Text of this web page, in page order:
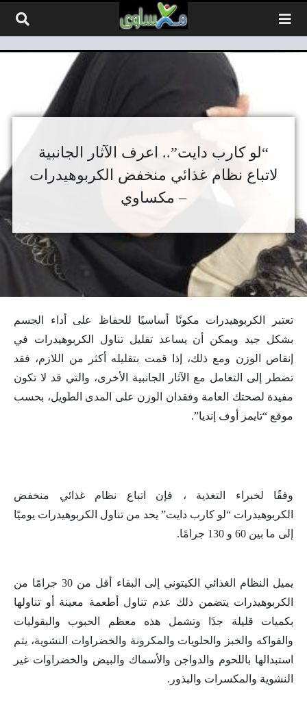
“لو كارب دايت”.. اعرف الآثار الجانبية
لاتباع نظام غذائي منخفض الكربوهيدرات
– مكساوي
تعتبر الكربوهيدرات مكونًا أساسيًا للحفاظ على أداء الجسم
بشكل جيد ويمكن أن يساعد تقليل تناول الكربوهيدرات في
إنقاص الوزن ومع ذلك، إذا قمت بتقليله أكثر من اللازم، فقد
تضطر إلى التعامل مع الآثار الجانبية الأخرى، والتي قد لا تكون
مفيدة لصحتك العامة وفقدان الوزن على المدى الطويل، بحسب
موقع “تايمز أوف إنديا”.
وفقًا لخبراء التغذية ، فإن اتباع نظام غذائي منخفض
الكربوهيدرات “لو كارب دايت” يحد من تناول الكربوهيدرات يوميًا
إلى ما بين 60 و 130 جرامًا.
يميل النظام الغذائي الكيتوني إلى البقاء أقل من 30 جرامًا من
الكربوهيدرات يتضمن ذلك عدم تناول أطعمة معينة أو تناولها
بكميات قليلة جدًا وتشمل هذه معظم الحبوب والبقوليات
والفواكه والخبز والحلويات والمكرونة والخضراوات النشوية، يتم
استبدالها باللحوم والدواجن والأسماك والبيض والخضراوات غير
النشوية والمكسرات والبذور.